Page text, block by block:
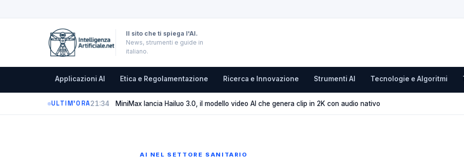
Il sito che ti spiega l'AI.
News, strumenti e guide in
italiano.
Applicazioni AI Etica e Regolamentazione Ricerca e Innovazione Strumenti AI Tecnologie e Algoritmi
ULTIM'ORA21:34 MiniMax lancia Hailuo 3.0, il modello video AI che genera clip in 2K con audio nativo
AI NEL SETTORE SANITARIO